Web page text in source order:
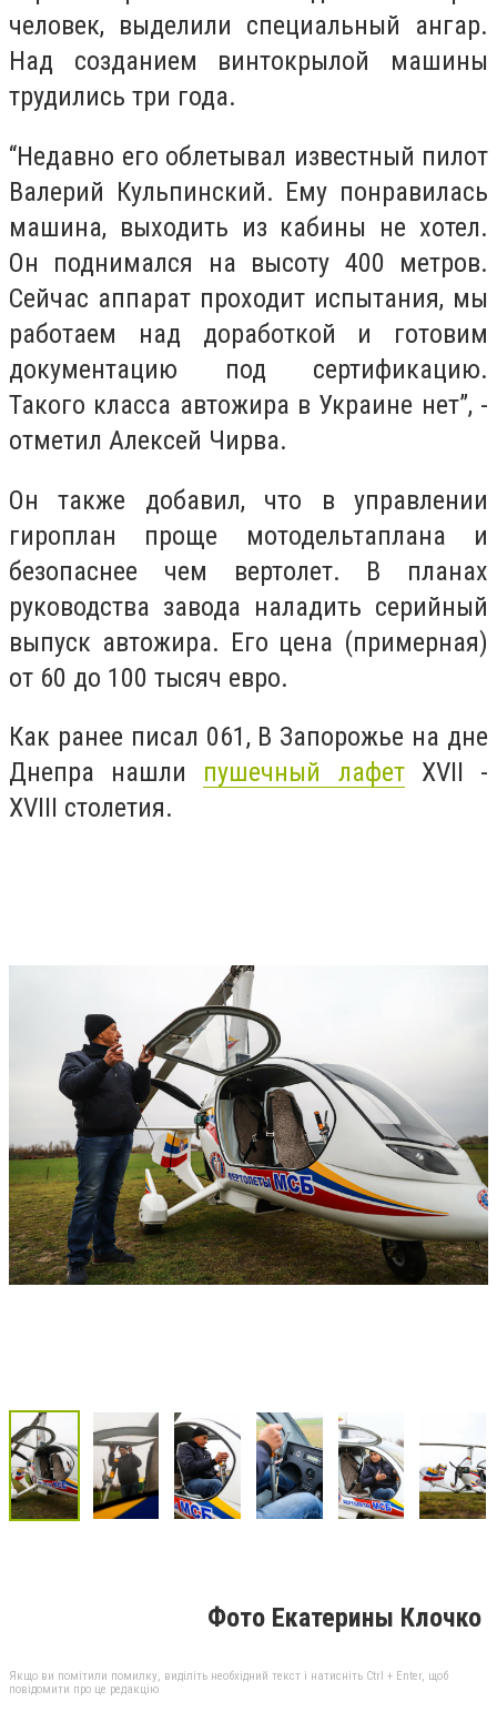
человек, выделили специальный ангар.
Над созданием винтокрылой машины
трудились три года.
“Недавно его облетывал известный пилот
Валерий Кульпинский. Ему понравилась
машина, выходить из кабины не хотел.
Он поднимался на высоту 400 метров.
Сейчас аппарат проходит испытания, мы
работаем над доработкой и готовим
документацию под сертификацию.
Такого класса автожира в Украине нет”, -
отметил Алексей Чирва.
Он также добавил, что в управлении
гироплан проще мотодельтаплана и
безопаснее чем вертолет. В планах
руководства завода наладить серийный
выпуск автожира. Его цена (примерная)
от 60 до 100 тысяч евро.
Как ранее писал 061, В Запорожье на дне
Днепра нашли пушечный лафетXVII -
XVIII столетия.
Фото Екатерины Клочко
Якщо ви помітили помилку, виділіть необхідний текст і натисніть Ctrl + Enter, щоб
повідомити про це редакцію